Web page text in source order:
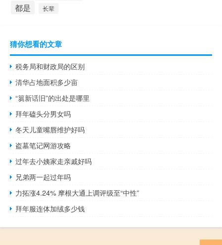
都是 长辈
猜你想看的文章
税务局和财政局的区别
清华占地面积多少亩
“篘新话旧”的出处是哪里
拜年磕头分男女吗
冬天儿童嘴唇维护好吗
盗墓笔记网游攻略
过年去小姨家走亲戚好吗
兄弟两一起过年吗
力拓涨4.24% 摩根大通上调评级至“中性”
拜年服连体加绒多少钱